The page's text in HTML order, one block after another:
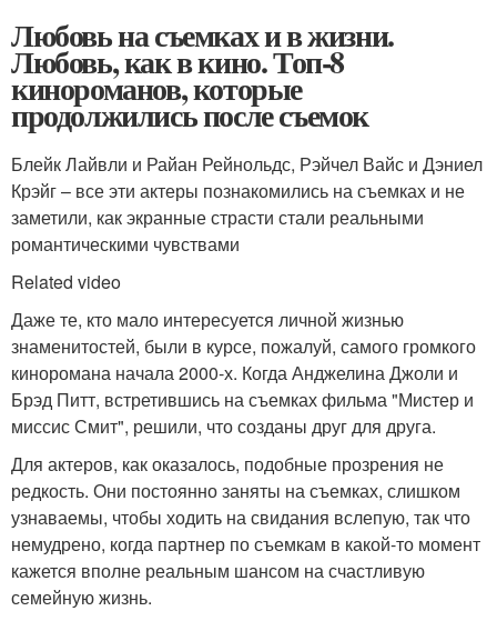
Любовь на съемках и в жизни.
Любовь, как в кино. Топ-8
кинороманов, которые
продолжились после съемок
Блейк Лайвли и Райан Рейнольдс, Рэйчел Вайс и Дэниел
Крэйг – все эти актеры познакомились на съемках и не
заметили, как экранные страсти стали реальными
романтическими чувствами
Related video
Даже те, кто мало интересуется личной жизнью
знаменитостей, были в курсе, пожалуй, самого громкого
киноромана начала 2000-х. Когда Анджелина Джоли и
Брэд Питт, встретившись на съемках фильма "Мистер и
миссис Смит", решили, что созданы друг для друга.
Для актеров, как оказалось, подобные прозрения не
редкость. Они постоянно заняты на съемках, слишком
узнаваемы, чтобы ходить на свидания вслепую, так что
немудрено, когда партнер по съемкам в какой-то момент
кажется вполне реальным шансом на счастливую
семейную жизнь.